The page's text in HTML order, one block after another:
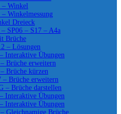
– Winkel
Winkelmessung
Dreieck
SP06 – S17 – A4a
Brüche
– Lösungen
Interaktive Übungen
Brüche erweitern
Brüche kürzen
– Brüche erweitern
– Brüche darstellen
Interaktive Übungen
Interaktive Übungen
Gleichnamige Brüche